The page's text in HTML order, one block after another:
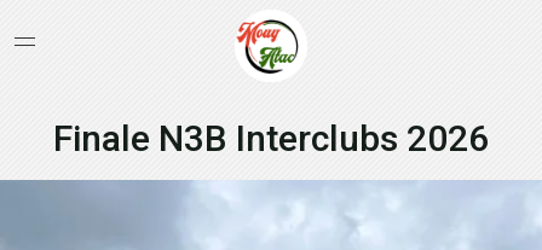
Finale N3B Interclubs 2026